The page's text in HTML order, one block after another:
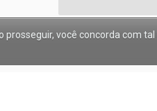
você concorda com